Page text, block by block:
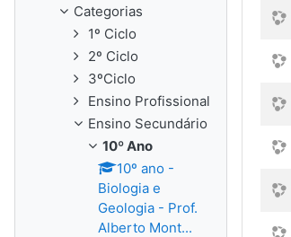
Categorias
1º Ciclo
2º Ciclo
3ºCiclo
Ensino Profissional
Ensino Secundário
10º Ano
10º ano -
Biologia e
Geologia - Prof.
Alberto Mont...